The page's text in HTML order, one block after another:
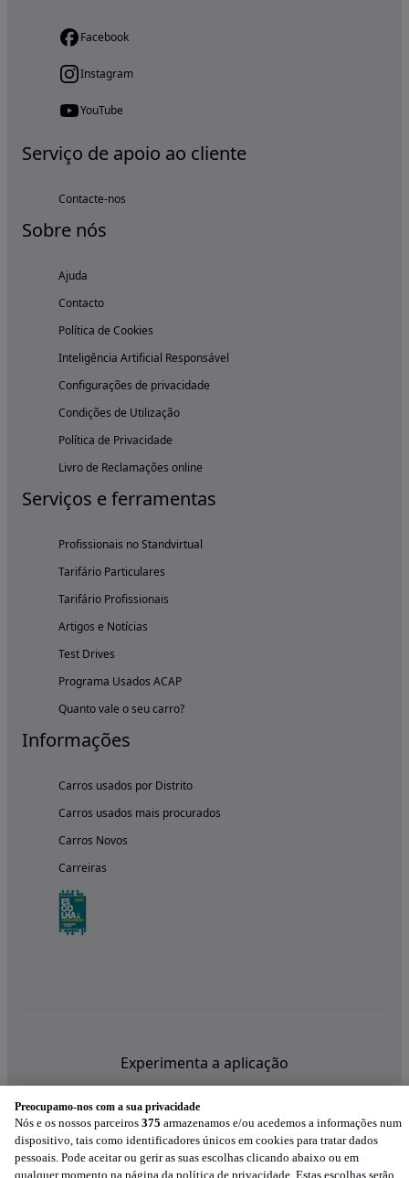
Facebook
Instagram
YouTube
Serviço de apoio ao cliente
Contacte-nos
Sobre nós
Ajuda
Contacto
Política de Cookies
Inteligência Artificial Responsável
Configurações de privacidade
Condições de Utilização
Política de Privacidade
Livro de Reclamações online
Serviços e ferramentas
Profissionais no Standvirtual
Tarifário Particulares
Tarifário Profissionais
Artigos e Notícias
Test Drives
Programa Usados ACAP
Quanto vale o seu carro?
Informações
Carros usados por Distrito
Carros usados mais procurados
Carros Novos
Carreiras
Experimenta a aplicação
Preocupamo-nos com a sua privacidade
Nós e os nossos parceiros 375 armazenamos e/ou acedemos a informações num
dispositivo, tais como identificadores únicos em cookies para tratar dados
pessoais. Pode aceitar ou gerir as suas escolhas clicando abaixo ou em
qualquer momento na página da política de privacidade. Estas escolhas serão